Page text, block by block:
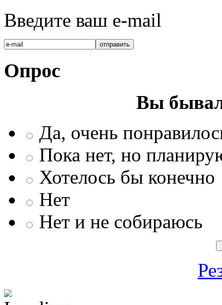
Введите ваш e-mail
Опрос
Вы
Да, очень
Пока нет, но
Хотелось бы конечно
Нет
Нет и не собираюсь